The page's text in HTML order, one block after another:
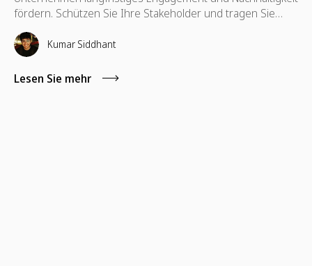
fördern. Schützen Sie Ihre Stakeholder und tragen Sie
dazu bei, ihre Interessen zu wahren, die auch für ihre
Weiterentwicklung notwendig sind.
Kumar Siddhant
Lesen Sie mehr